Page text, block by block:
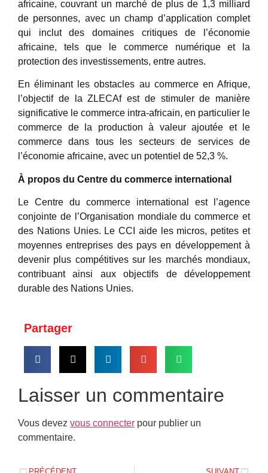
africaine, couvrant un marché de plus de 1,3 milliard
de personnes, avec un champ d’application complet
qui inclut des domaines critiques de l’économie
africaine, tels que le commerce numérique et la
protection des investissements, entre autres.
En éliminant les obstacles au commerce en Afrique,
l’objectif de la ZLECAf est de stimuler de manière
significative le commerce intra-africain, en particulier le
commerce de la production à valeur ajoutée et le
commerce dans tous les secteurs de services de
l’économie africaine, avec un potentiel de 52,3 %.
À propos du Centre du commerce international
Le Centre du commerce international est l’agence
conjointe de l’Organisation mondiale du commerce et
des Nations Unies. Le CCI aide les micros, petites et
moyennes entreprises des pays en développement à
devenir plus compétitives sur les marchés mondiaux,
contribuant ainsi aux objectifs de développement
durable des Nations Unies.
Partager
Laisser un commentaire
Vous devez vous connecter pour publier un
commentaire.